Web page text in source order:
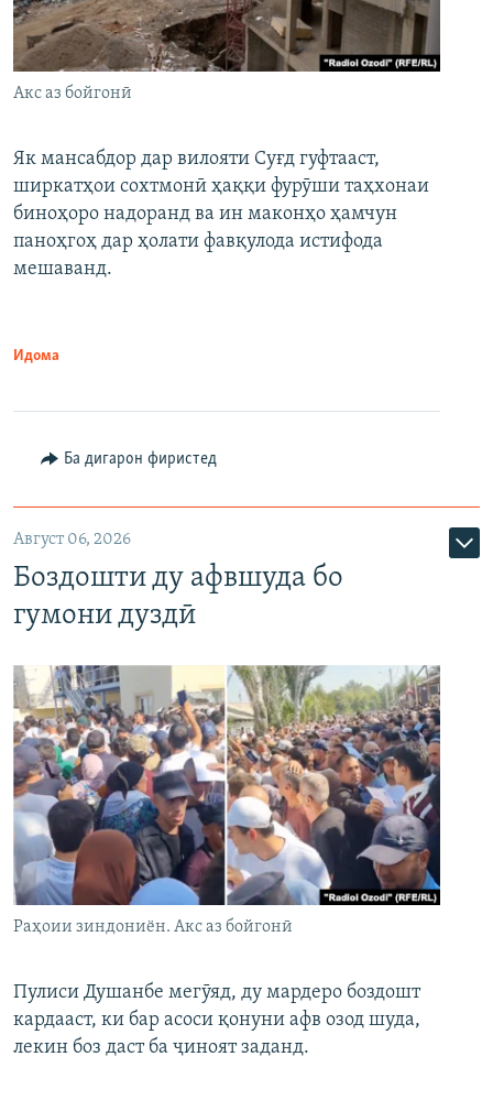
Акс аз бойгонӣ
Як мансабдор дар вилояти Суғд гуфтааст,
ширкатҳои сохтмонӣ ҳаққи фурӯши таҳхонаи
биноҳоро надоранд ва ин маконҳо ҳамчун
паноҳгоҳ дар ҳолати фавқулода истифода
мешаванд.
Идома
Ба дигарон фиристед
Август 06, 2026
Боздошти ду афвшуда бо
гумони дуздӣ
Раҳоии зиндониён. Акс аз бойгонӣ
Пулиси Душанбе мегӯяд, ду мардеро боздошт
кардааст, ки бар асоси қонуни афв озод шуда,
лекин боз даст ба ҷиноят заданд.